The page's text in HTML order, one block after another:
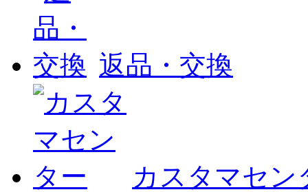
返品・交換
カスタマセン